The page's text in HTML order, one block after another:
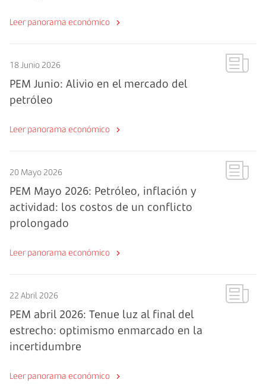
Leer panorama económico
18 Junio 2026
PEM Junio: Alivio en el mercado del
petróleo
Leer panorama económico
20 Mayo 2026
PEM Mayo 2026: Petróleo, inflación y
actividad: los costos de un conflicto
prolongado
Leer panorama económico
22 Abril 2026
PEM abril 2026: Tenue luz al final del
estrecho: optimismo enmarcado en la
incertidumbre
Leer panorama económico